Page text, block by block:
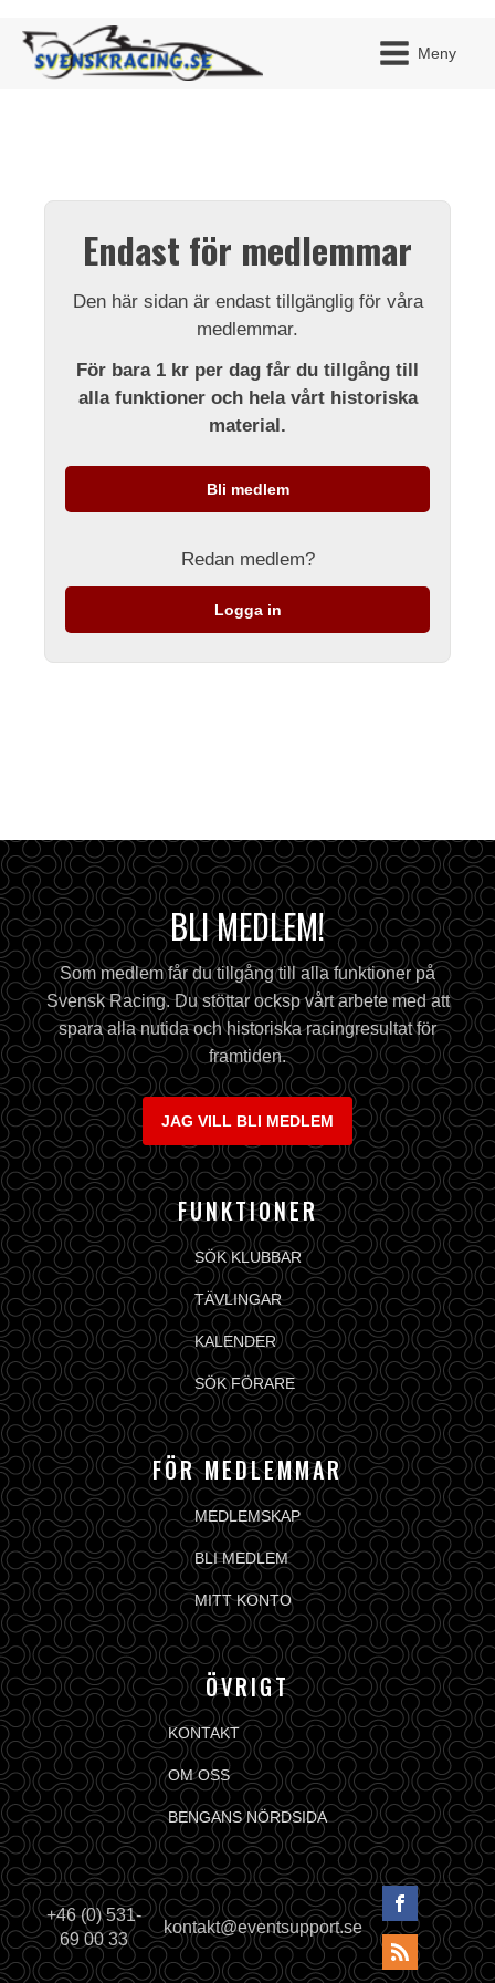
Meny
Endast för medlemmar
Den här sidan är endast tillgänglig för våra
medlemmar.
För bara 1 kr per dag får du tillgång till
alla funktioner och hela vårt historiska
material.
Bli medlem
Redan medlem?
Logga in
BLI MEDLEM!
Som medlem får du tillgång till alla funktioner på
Svensk Racing. Du stöttar ocksp vårt arbete med att
spara alla nutida och historiska racingresultat för
framtiden.
JAG VILL BLI MEDLEM
FUNKTIONER
SÖK KLUBBAR
TÄVLINGAR
KALENDER
SÖK FÖRARE
FÖR MEDLEMMAR
MEDLEMSKAP
BLI MEDLEM
MITT KONTO
ÖVRIGT
KONTAKT
OM OSS
BENGANS NÖRDSIDA
+46 (0) 531-
69 00 33
kontakt@eventsupport.se